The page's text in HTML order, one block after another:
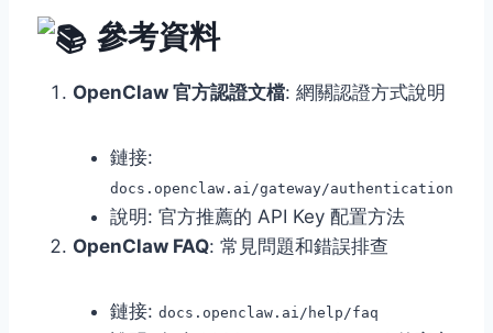
參考資料
OpenClaw 官方認證文檔: 網關認證方式說明
鏈接:
docs.openclaw.ai/gateway/authentication
說明: 官方推薦的 API Key 配置方法
OpenClaw FAQ: 常見問題和錯誤排查
鏈接: docs.openclaw.ai/help/faq